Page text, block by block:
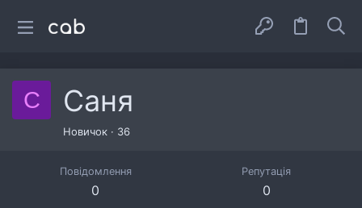
С Саня
Новичок · 36
Повідомлення
0
Репутація
0